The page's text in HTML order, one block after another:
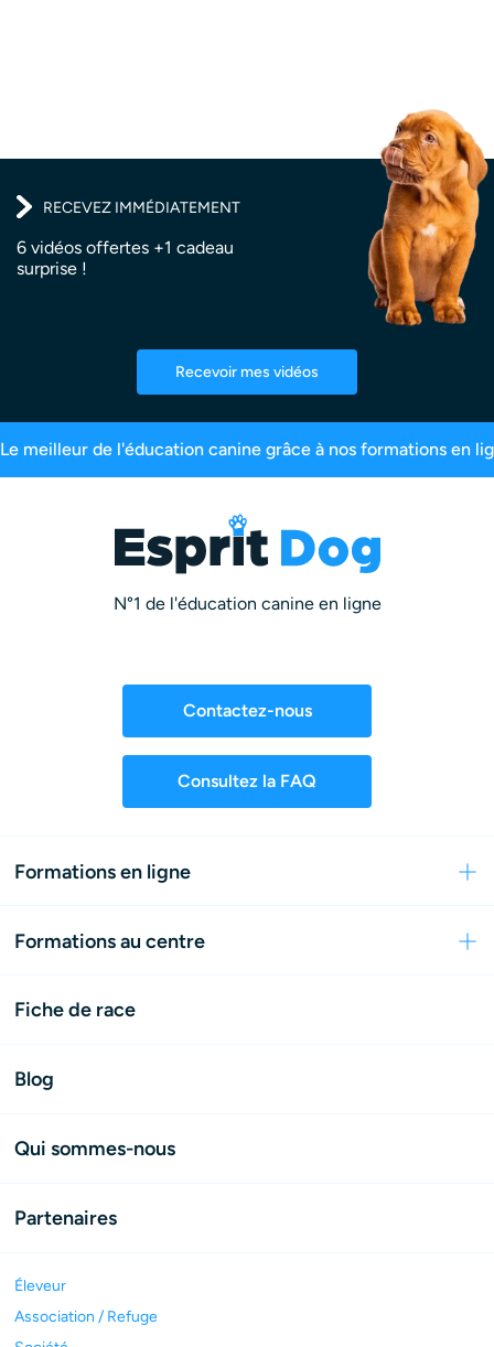
RECEVEZ IMMÉDIATEMENT
6 vidéos offertes +1 cadeau
surprise !
Recevoir mes vidéos
99,6% de satisfaction 2,5 millions
N°1 de l'éducation canine en ligne
Contactez-nous
Consultez la FAQ
Formations en ligne
Formations au centre
Fiche de race
Blog
Qui sommes-nous
Partenaires
Éleveur
Association / Refuge